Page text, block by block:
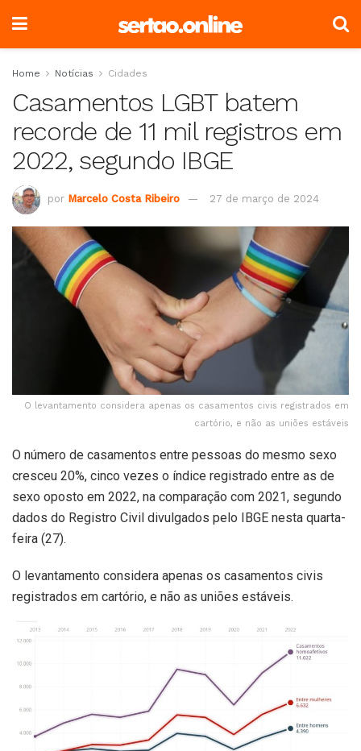
Home Notícias Cidades
Casamentos LGBT batem
recorde de 11 mil registros em
2022, segundo IBGE
por Marcelo Costa Ribeiro 27 de março de 2024
O levantamento considera apenas os casamentos civis registrados em
cartório, e não as uniões estáveis
O número de casamentos entre pessoas do mesmo sexo
cresceu 20%, cinco vezes o índice registrado entre as de
sexo oposto em 2022, na comparação com 2021, segundo
dados do Registro Civil divulgados pelo IBGE nesta quarta-
feira (27).
O levantamento considera apenas os casamentos civis
registrados em cartório, e não as uniões estáveis.